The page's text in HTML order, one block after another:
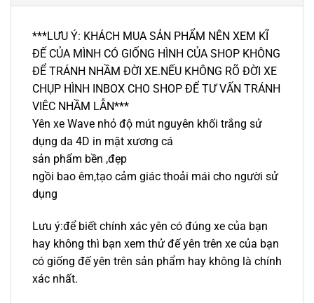
***LƯU Ý: KHÁCH MUA SẢN PHẨM NÊN XEM KĨ
ĐẾ CỦA MÌNH CÓ GIỐNG HÌNH CỦA SHOP KHÔNG
ĐỂ TRÁNH NHẦM ĐỜI XE.NẾU KHÔNG RÕ ĐỜI XE
CHỤP HÌNH INBOX CHO SHOP ĐỂ TƯ VẤN TRÁNH
VIÊC NHẦM LẪN***️
Yên xe Wave nhỏ độ mút nguyên khối trắng sử
dụng da 4D in mặt xương cá
sản phẩm bền ,đẹp
ngồi bao êm,tạo cảm giác thoải mái cho người sử
dụng
Lưu ý:để biết chính xác yên có đúng xe của bạn
hay không thì bạn xem thử đế yên trên xe của bạn
có giống đế yên trên sản phẩm hay không là chính
xác nhất.